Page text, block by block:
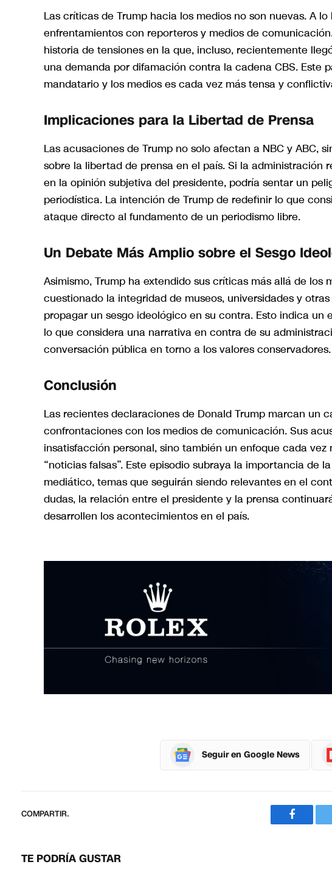
Las críticas de Trump hacia los medios no son nuevas. A
enfrentamientos con reporteros y medios de
historia de tensiones en la que, incluso, recientemente
una demanda por difamación contra la cadena CBS. Este
mandatario y los medios es cada vez más tensa y
Implicaciones para la Libertad de Prensa
Las acusaciones de Trump no solo afectan a NBC y ABC,
sobre la libertad de prensa en el país. Si la
en la opinión subjetiva del presidente, podría sentar un
periodística. La intención de Trump de redefinir lo que
ataque directo al fundamento de un periodismo libre.
Un Debate Más Amplio sobre el Sesgo
Asimismo, Trump ha extendido sus críticas más allá de
cuestionado la integridad de museos, universidades y
propagar un sesgo ideológico en su contra. Esto indica
lo que considera una narrativa en contra de su
conversación pública en torno a los valores conservadores.
Conclusión
Las recientes declaraciones de Donald Trump marcan un
confrontaciones con los medios de comunicación. Sus
insatisfacción personal, sino también un enfoque cada
“noticias falsas”. Este episodio subraya la importancia de
mediático, temas que seguirán siendo relevantes en el
dudas, la relación entre el presidente y la prensa
desarrollen los acontecimientos en el país.
Seguir en Google News
COMPARTIR.
TE PODRÍA GUSTAR